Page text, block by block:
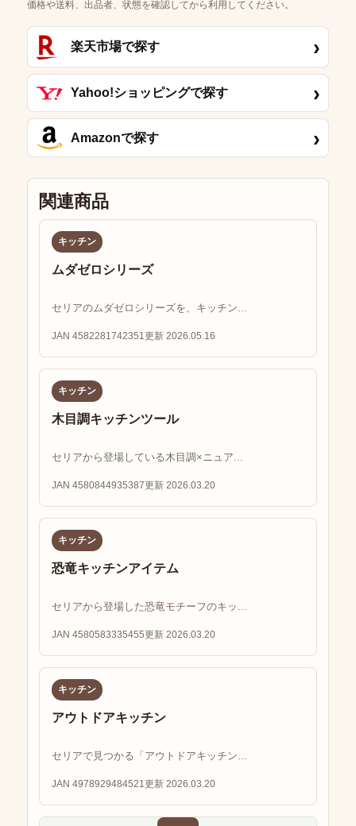
価格や送料、出品者、状態を確認してから利用してください。
楽天市場で探す ›
Yahoo!ショッピングで探す ›
Amazonで探す ›
関連商品
キッチン
ムダゼロシリーズ
セリアのムダゼロシリーズを、キッチン...
JAN 4582281742351 更新 2026.05.16
キッチン
木目調キッチンツール
セリアから登場している木目調×ニュア...
JAN 4580844935387更新 2026.03.20
キッチン
恐竜キッチンアイテム
セリアから登場した恐竜モチーフのキッ...
JAN 4580583335455更新 2026.03.20
キッチン
アウトドアキッチン
セリアで見つかる「アウトドアキッチン...
JAN 4978929484521 更新 2026.03.20